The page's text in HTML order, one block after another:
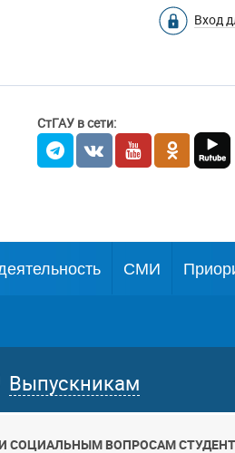
Вход
СтГАУ в сети:
СМИ
Выпускникам
СОЦИАЛЬНЫМ ВОПРОСАМ